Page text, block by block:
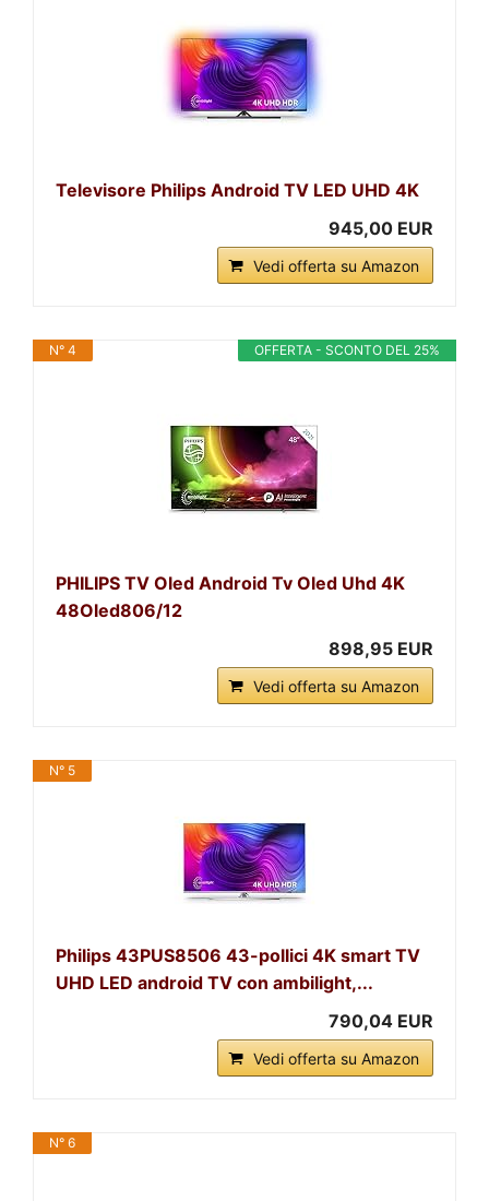
Televisore Philips Android TV LED UHD 4K
945,00 EUR
Vedi offerta su Amazon
OFFERTA - SCONTO DEL 25%
N° 4
PHILIPS TV Oled Android Tv Oled Uhd 4K
48Oled806/12
898,95 EUR
Vedi offerta su Amazon
N° 5
Philips 43PUS8506 43-pollici 4K smart TV
UHD LED android TV con ambilight,...
790,04 EUR
Vedi offerta su Amazon
N° 6